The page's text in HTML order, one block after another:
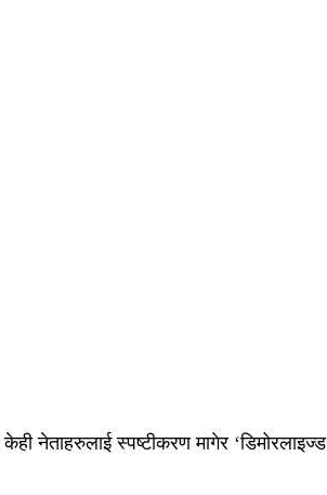
नेताहरुलाई स्पष्टीकरण मागेर